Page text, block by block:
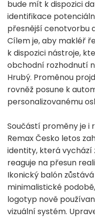
bude mít k dispozici
identifikace
přesnější cenotvorbu
Cílem je, aby makléř
k dispozici nástroje,
obchodní rozhodnutí
Hrubý. Proměnou
rovněž posune k
personalizovanému
Součástí proměny je i
Remax Česko letos
identity, která vychází
reaguje na přesun
Ikonický balón
minimalistické
logotyp nově
vizuální systém.